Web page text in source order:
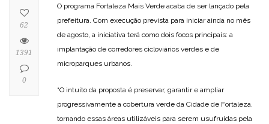
O programa Fortaleza Mais Verde acaba de ser lançado pela
prefeitura. Com execução prevista para iniciar ainda no mês
de agosto, a iniciativa terá como dois focos principais: a
implantação de corredores cicloviários verdes e de
microparques urbanos.
“O intuito da proposta é preservar, garantir e ampliar
progressivamente a cobertura verde da Cidade de Fortaleza,
tornando essas áreas utilizáveis para serem usufruídas pela
62
1391
0